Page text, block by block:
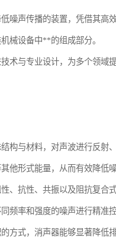
噪声传播的装置，凭借其高
械设备中**的组成部分。
术与专业设计，为多个领域
构与材料，对声波进行反射
他形式能量，从而有效降低噪
、抗性、共振以及阻抗复合
频率和强度的噪声进行精准控
方式，消声器能够显著降低